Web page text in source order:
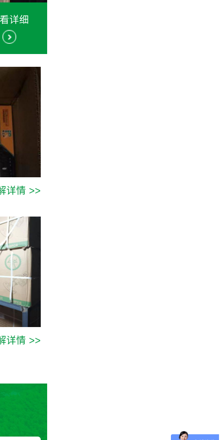
详细
详情 >>
详情 >>